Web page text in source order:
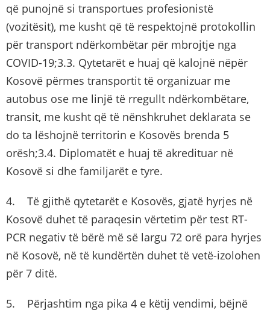
që punojnë si transportues profesionistë
(vozitësit), me kusht që të respektojnë protokollin
për transport ndërkombëtar për mbrojtje nga
COVID-19;3.3. Qytetarët e huaj që kalojnë nëpër
Kosovë përmes transportit të organizuar me
autobus ose me linjë të rregullt ndërkombëtare,
transit, me kusht që të nënshkruhet deklarata se
do ta lëshojnë territorin e Kosovës brenda 5
orësh;3.4. Diplomatët e huaj të akredituar në
Kosovë si dhe familjarët e tyre.
4. Të gjithë qytetarët e Kosovës, gjatë hyrjes në
Kosovë duhet të paraqesin vërtetim për test RT-
PCR negativ të bërë më së largu 72 orë para hyrjes
në Kosovë, në të kundërtën duhet të vetë-izolohen
për 7 ditë.
5. Përjashtim nga pika 4 e këtij vendimi, bëjnë